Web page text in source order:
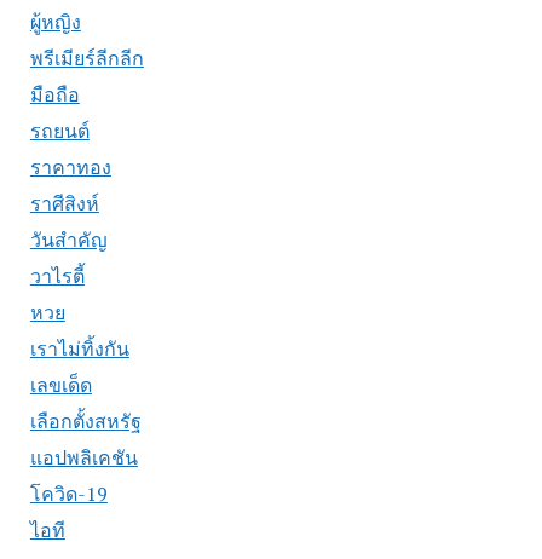
ผู้หญิง
พรีเมียร์ลีกลีก
มือถือ
รถยนต์
ราคาทอง
ราศีสิงห์
วันสำคัญ
วาไรตี้
หวย
เราไม่ทิ้งกัน
เลขเด็ด
เลือกตั้งสหรัฐ
แอปพลิเคชัน
โควิด-19
ไอที